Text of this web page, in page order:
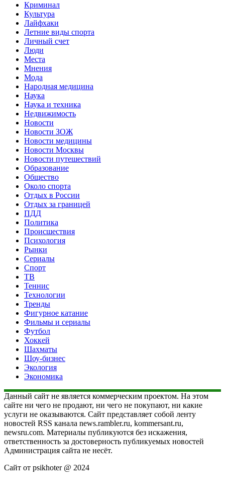
Криминал
Культура
Лайфхаки
Летние виды спорта
Личный счет
Люди
Места
Мнения
Мода
Народная медицина
Наука
Наука и техника
Недвижимость
Новости
Новости ЗОЖ
Новости медицины
Новости Москвы
Новости путешествий
Образование
Общество
Около спорта
Отдых в России
Отдых за границей
ПДД
Политика
Происшествия
Психология
Рынки
Сериалы
Спорт
ТВ
Теннис
Технологии
Тренды
Фигурное катание
Фильмы и сериалы
Футбол
Хоккей
Шахматы
Шоу-бизнес
Экология
Экономика
Данный сайт не является коммерческим проектом. На этом
сайте ни чего не продают, ни чего не покупают, ни какие
услуги не оказываются. Сайт представляет собой ленту
новостей RSS канала news.rambler.ru, kommersant.ru,
newsru.com. Материалы публикуются без искажения,
ответственность за достоверность публикуемых новостей
Администрация сайта не несёт.
Сайт от psikhoter @ 2024